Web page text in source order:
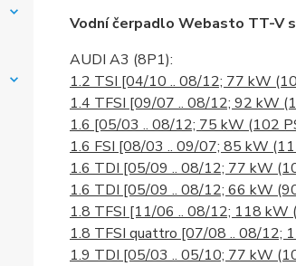
Vodní čerpadlo Webasto TT-V
AUDI A3 (8P1):
1.2 TSI [04/10 .. 08/12; 77 kW
1.4 TFSI [09/07 .. 08/12; 92 kW
1.6 [05/03 .. 08/12; 75 kW (102
1.6 FSI [08/03 .. 09/07; 85 kW
1.6 TDI [05/09 .. 08/12; 77 kW
1.6 TDI [05/09 .. 08/12; 66 kW
1.8 TFSI [11/06 .. 08/12; 118 kW
1.8 TFSI quattro [07/08 .. 08/12;
1.9 TDI [05/03 .. 05/10; 77 kW